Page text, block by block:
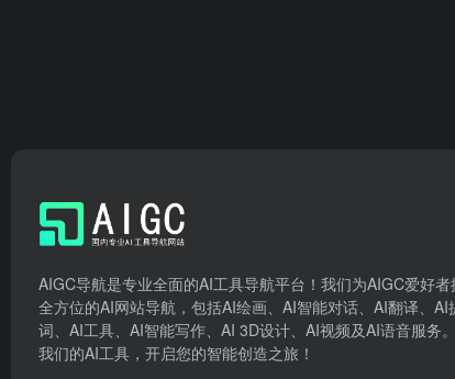
AIGC导航是专业全面的AI工具导航平台！我们为AIGC爱好者
全方位的AI网站导航，包括AI绘画、AI智能对话、AI翻译、AI
词、AI工具、AI智能写作、AI 3D设计、AI视频及AI语音服务
我们的AI工具，开启您的智能创造之旅！